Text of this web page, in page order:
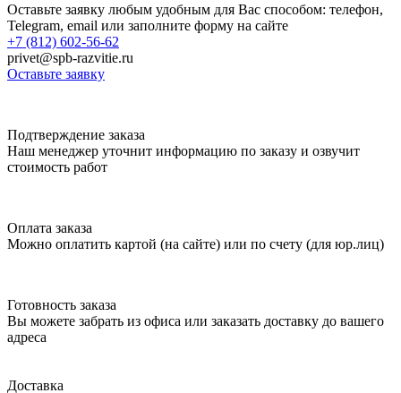
Оставьте заявку любым удобным для Вас способом: телефон,
Telegram, email или заполните форму на сайте
+7 (812) 602-56-62
privet@spb-razvitie.ru
Оставьте заявку
Подтверждение заказа
Наш менеджер уточнит информацию по заказу и озвучит
стоимость работ
Оплата заказа
Можно оплатить картой (на сайте) или по счету (для юр.лиц)
Готовность заказа
Вы можете забрать из офиса или заказать доставку до вашего
адреса
Доставка